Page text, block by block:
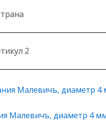
2
Малевичъ, диаметр 4